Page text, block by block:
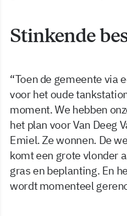
Stinkende
“Toen de gemeente via
voor het oude
moment. We hebben
het plan voor Van Deeg
Emiel. Ze wonnen. De
komt een grote vlonder
gras en beplanting. En
wordt momenteel